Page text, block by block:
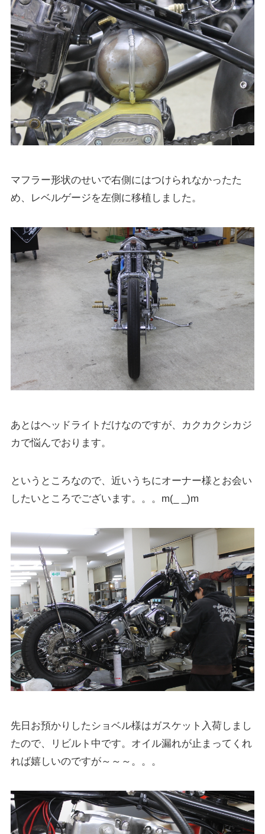
マフラー形状のせいで右側にはつけられなかったた
め、レベルゲージを左側に移植しました。
あとはヘッドライトだけなのですが、カクカクシカジ
カで悩んでおります。
というところなので、近いうちにオーナー様とお会い
したいところでございます。。。m(_ _)m
先日お預かりしたショベル様はガスケット入荷しまし
たので、リビルト中です。オイル漏れが止まってくれ
れば嬉しいのですが～～～。。。